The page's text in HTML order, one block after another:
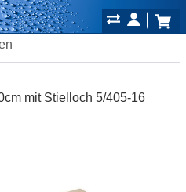
mit Stielloch 5/405-16